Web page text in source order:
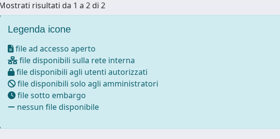
risultati da 1 a 2 di 2
Legenda icone
file ad accesso aperto
file disponibili sulla rete interna
file disponibili agli utenti autorizzati
file disponibili solo agli amministratori
file sotto embargo
nessun file disponibile